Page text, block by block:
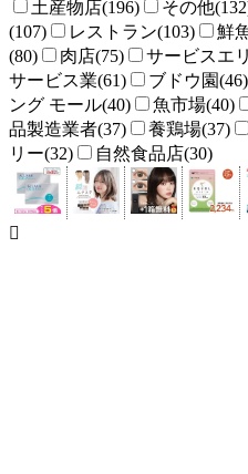
土産物店(196) その他
(107)
レストラン(103) 鮮
(80)
肉店(75) サービスエ
サービス業(61)
ブドウ園(46)
ング モール(40)
魚市場(40)
品製造業者(37)
養鶏場(37)
リー(32)
自然食品店(30)